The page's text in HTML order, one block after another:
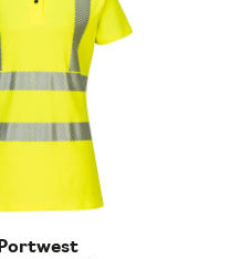
Portwest